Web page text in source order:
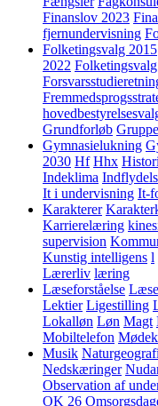
Finanslov 2023
fjernundervisning
Folketingsvalg 2015
2022
Grundforløb
Gymnasielukning
2030 Hf Hhx
Indeklima
It i undervisning It-
Karakterer
Karrierelæring
supervision
Kunstig intelligens l
Lærerliv læring
Læseforståelse
Lektier Ligestilling
Lokalløn Løn Magt
Mobiltelefon
Musik Naturgeografi
Nedskæringer
Observation af
OK 26